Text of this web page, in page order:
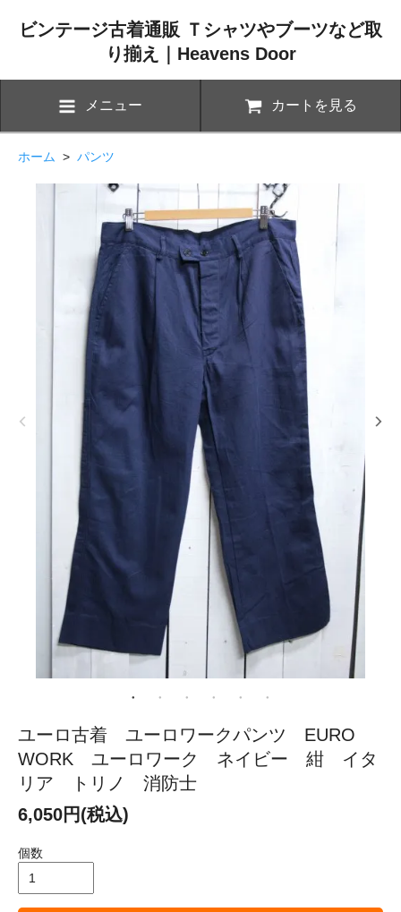
ビンテージ古着通販 Ｔシャツやブーツなど取
り揃え｜Heavens Door
メニュー カートを見る
ホーム > パンツ
ユーロ古着 ユーロワークパンツ EURO
WORK ユーロワーク ネイビー 紺 イタ
リア トリノ 消防士
6,050円(税込)
個数